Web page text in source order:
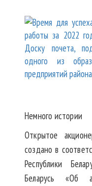
Немного истории
Открытое
создано в
Республики
Беларусь «Об